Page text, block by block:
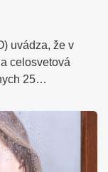
uvádza, že v
celosvetová
25…